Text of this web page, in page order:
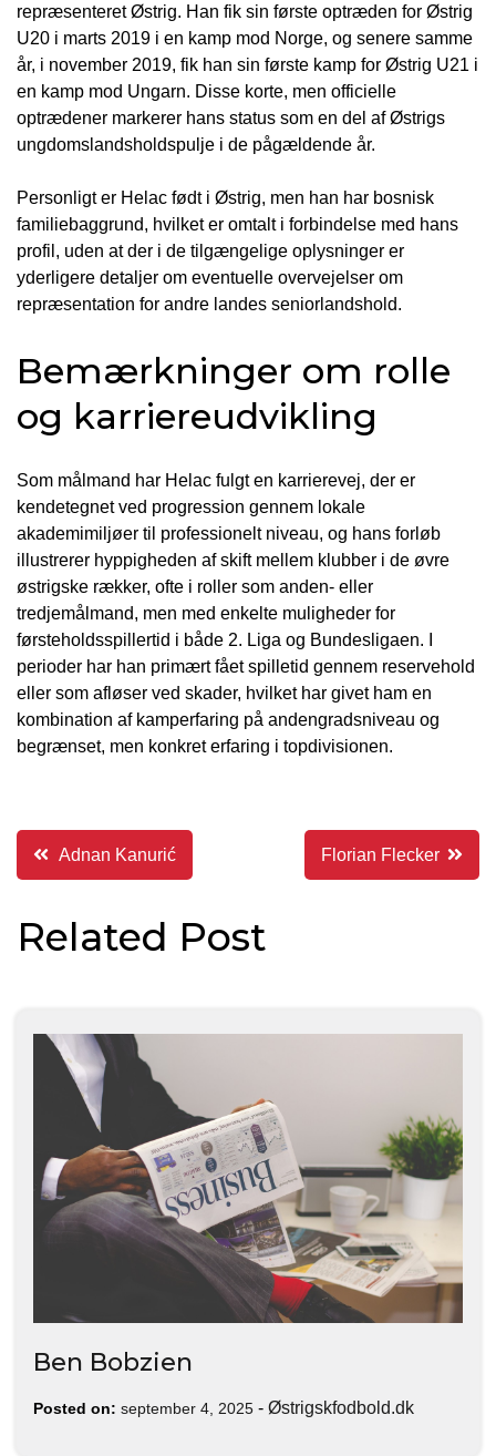
repræsenteret Østrig. Han fik sin første optræden for Østrig
U20 i marts 2019 i en kamp mod Norge, og senere samme
år, i november 2019, fik han sin første kamp for Østrig U21 i
en kamp mod Ungarn. Disse korte, men officielle
optrædener markerer hans status som en del af Østrigs
ungdomslandsholdspulje i de pågældende år.
Personligt er Helac født i Østrig, men han har bosnisk
familiebaggrund, hvilket er omtalt i forbindelse med hans
profil, uden at der i de tilgængelige oplysninger er
yderligere detaljer om eventuelle overvejelser om
repræsentation for andre landes seniorlandshold.
Bemærkninger om rolle
og karriereudvikling
Som målmand har Helac fulgt en karrierevej, der er
kendetegnet ved progression gennem lokale
akademimiljøer til professionelt niveau, og hans forløb
illustrerer hyppigheden af skift mellem klubber i de øvre
østrigske rækker, ofte i roller som anden- eller
tredjemålmand, men med enkelte muligheder for
førsteholdsspillertid i både 2. Liga og Bundesligaen. I
perioder har han primært fået spilletid gennem reservehold
eller som afløser ved skader, hvilket har givet ham en
kombination af kamperfaring på andengradsniveau og
begrænset, men konkret erfaring i topdivisionen.
Indlægsnavigation
Adnan Kanurić Florian Flecker
Related Post
Ben Bobzien
Posted on: september 4, 2025 - Østrigskfodbold.dk